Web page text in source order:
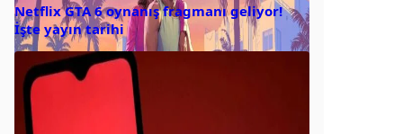
Netflix GTA 6 oynanış fragmanı geliyor!
İşte yayın tarihi